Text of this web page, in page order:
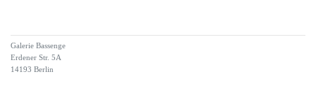
Galerie Bassenge
Erdener Str. 5A
14193 Berlin